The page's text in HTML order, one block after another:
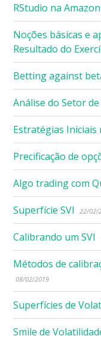
RStudio na
Noções básicas e
Resultado do
Betting against
Análise do Setor
Estratégias Iniciais
Precificação de
Algo trading com
Superfície SVI 22/02/
Calibrando um SVI
Métodos de
08/02/2019
Superfícies de
Smile de